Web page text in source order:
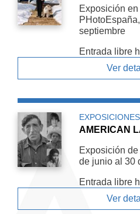
Exposición
septiembre
Entrada libre
Ver
EXPOSICIONES
AMERICAN
Exposición
de junio al 30
Entrada libre
Ver